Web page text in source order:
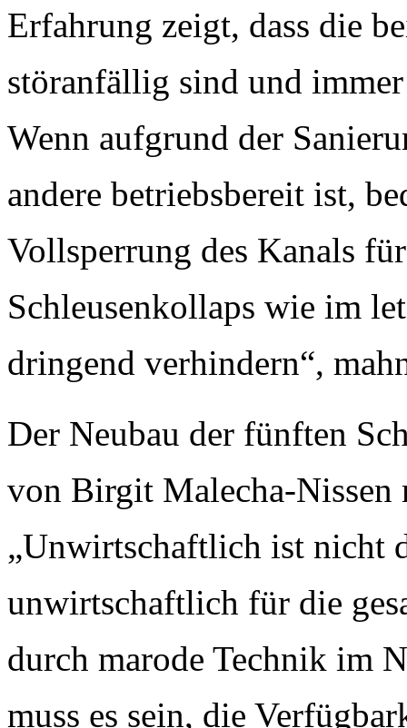
Erfahrung zeigt, dass die
störanfällig sind und
Wenn aufgrund der
andere betriebsbereit ist,
Vollsperrung des Kanals
Schleusenkollaps wie im
dringend verhindern“,
Der Neubau der fünften
von Birgit Malecha-Nissen
„Unwirtschaftlich ist nicht
unwirtschaftlich für die
durch marode Technik im
muss es sein, die